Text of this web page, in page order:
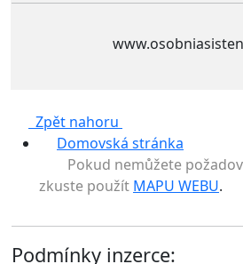
Zpět nahoru
Domovská stránka
Pokud nemůžete
zkuste použít MAPU WEBU.
Podmínky inzerce: